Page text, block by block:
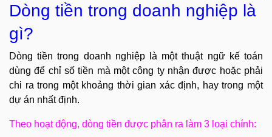
Dòng tiền trong doanh nghiệp là
gì?
Dòng tiền trong doanh nghiệp là một thuật ngữ kế toán
dùng để chỉ số tiền mà một công ty nhận được hoặc phải
chi ra trong một khoảng thời gian xác định, hay trong một
dự án nhất định.
Theo hoạt động, dòng tiền được phân ra làm 3 loại chính: